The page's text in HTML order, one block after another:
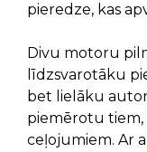
pieredze, kas
Divu motoru
līdzsvarotāku
bet lielāku
piemērotu tiem,
ceļojumiem. Ar